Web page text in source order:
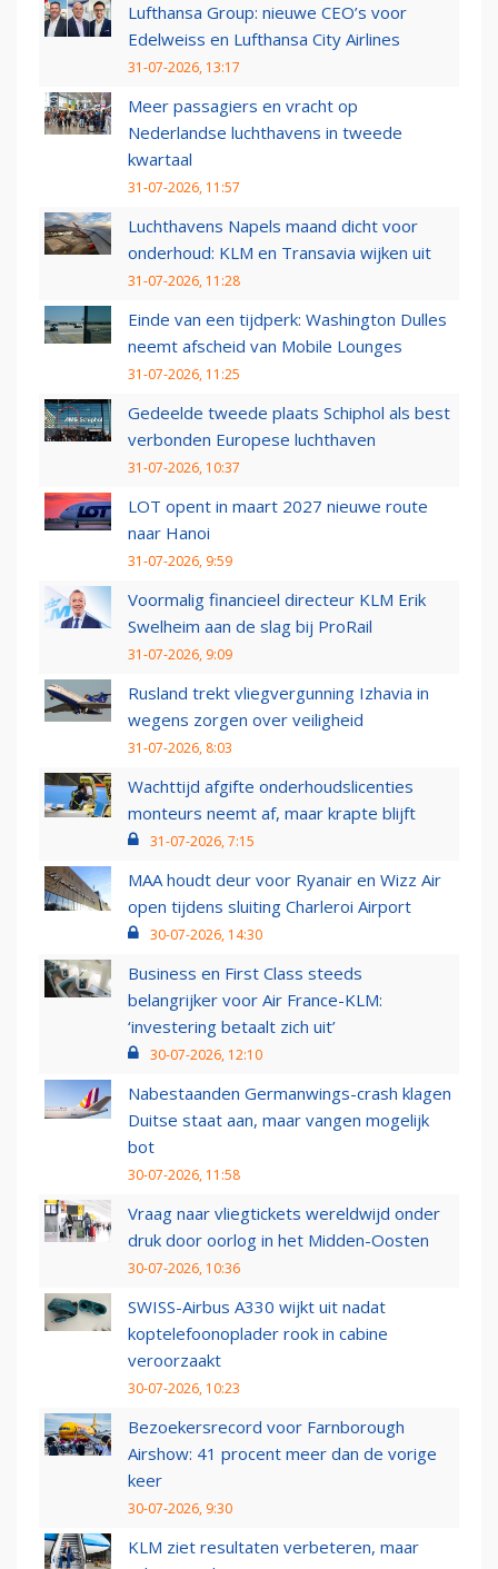
Lufthansa Group: nieuwe CEO’s voor
Edelweiss en Lufthansa City Airlines
31-07-2026, 13:17
Meer passagiers en vracht op
Nederlandse luchthavens in tweede
kwartaal
31-07-2026, 11:57
Luchthavens Napels maand dicht voor
onderhoud: KLM en Transavia wijken uit
31-07-2026, 11:28
Einde van een tijdperk: Washington Dulles
neemt afscheid van Mobile Lounges
31-07-2026, 11:25
Gedeelde tweede plaats Schiphol als best
verbonden Europese luchthaven
31-07-2026, 10:37
LOT opent in maart 2027 nieuwe route
naar Hanoi
31-07-2026, 9:59
Voormalig financieel directeur KLM Erik
Swelheim aan de slag bij ProRail
31-07-2026, 9:09
Rusland trekt vliegvergunning Izhavia in
wegens zorgen over veiligheid
31-07-2026, 8:03
Wachttijd afgifte onderhoudslicenties
monteurs neemt af, maar krapte blijft
31-07-2026, 7:15
MAA houdt deur voor Ryanair en Wizz Air
open tijdens sluiting Charleroi Airport
30-07-2026, 14:30
Business en First Class steeds
belangrijker voor Air France-KLM:
‘investering betaalt zich uit’
30-07-2026, 12:10
Nabestaanden Germanwings-crash klagen
Duitse staat aan, maar vangen mogelijk
bot
30-07-2026, 11:58
Vraag naar vliegtickets wereldwijd onder
druk door oorlog in het Midden-Oosten
30-07-2026, 10:36
SWISS-Airbus A330 wijkt uit nadat
koptelefoonoplader rook in cabine
veroorzaakt
30-07-2026, 10:23
Bezoekersrecord voor Farnborough
Airshow: 41 procent meer dan de vorige
keer
30-07-2026, 9:30
KLM ziet resultaten verbeteren, maar